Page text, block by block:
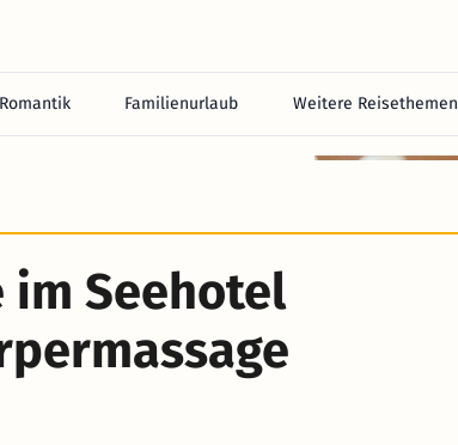
Romantik Familienurlaub Weitere Reisethemen
im Seehotel